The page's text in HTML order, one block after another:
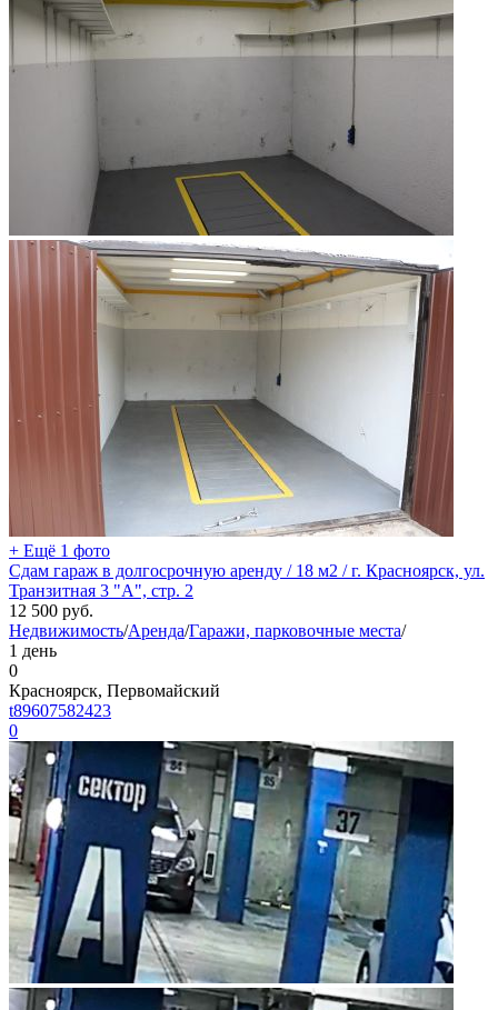
+ Ещё 1 фото
Сдам гараж в долгосрочную аренду / 18 м2 / г. Красноярск, ул.
Транзитная 3 "А", стр. 2
12 500 руб.
Недвижимость/Аренда/Гаражи, парковочные места/
1 день
0
Красноярск, Первомайский
t89607582423
0